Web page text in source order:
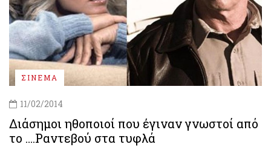
ΣΙΝΕΜΑ
11/02/2014
Διάσημοι ηθοποιοί που έγιναν γνωστοί από
το ….Ραντεβού στα τυφλά